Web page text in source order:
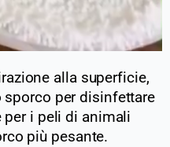
alla superficie,
per disinfettare
per i peli di animali
più pesante.